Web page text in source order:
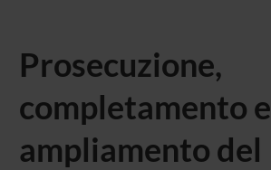
Prosecuzione,
completamento e
ampliamento del